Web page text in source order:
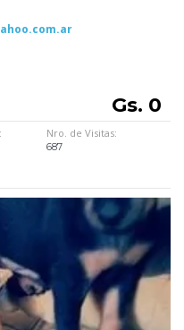
Gs. 0
Nro. de Visitas:
687